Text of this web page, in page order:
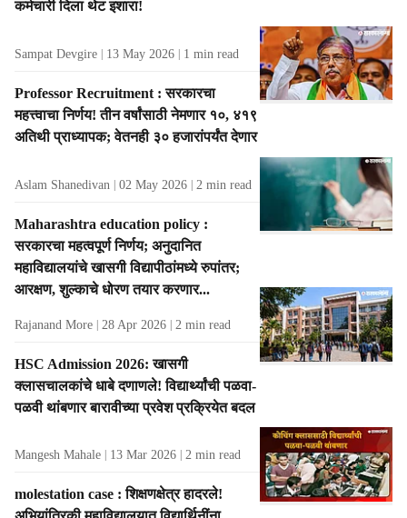
कर्मचारी दिला थेट इशारा!
Sampat Devgire 13 May 2026 1 min read
Professor Recruitment : सरकारचा
महत्त्वाचा निर्णय! तीन वर्षांसाठी नेमणार १०, ४१९
अतिथी प्राध्यापक; वेतनही ३० हजारांपर्यंत देणार
Aslam Shanedivan 02 May 2026 2 min read
Maharashtra education policy :
सरकारचा महत्वपूर्ण निर्णय; अनुदानित
महाविद्यालयांचे खासगी विद्यापीठांमध्ये रुपांतर;
आरक्षण, शुल्काचे धोरण तयार करणार...
Rajanand More 28 Apr 2026 2 min read
HSC Admission 2026: खासगी
क्लासचालकांचे धाबे दणाणले! विद्यार्थ्यांची पळवा-
पळवी थांबणार बारावीच्या प्रवेश प्रक्रियेत बदल
Mangesh Mahale 13 Mar 2026 2 min read
molestation case : शिक्षणक्षेत्र हादरले!